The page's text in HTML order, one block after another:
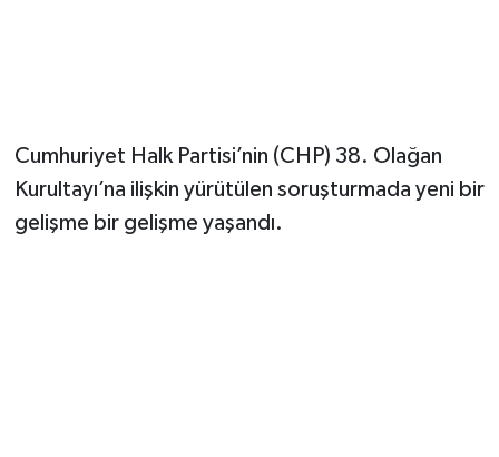
Cumhuriyet Halk Partisi’nin (CHP) 38. Olağan
Kurultayı’na ilişkin yürütülen soruşturmada yeni bir
gelişme bir gelişme yaşandı.